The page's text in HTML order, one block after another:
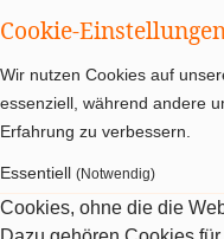
Cookie-
Wir nutzen Cookies auf
essenziell, während andere
Erfahrung zu verbessern.
Essentiell (Notwendig)
Cookies, ohne die die